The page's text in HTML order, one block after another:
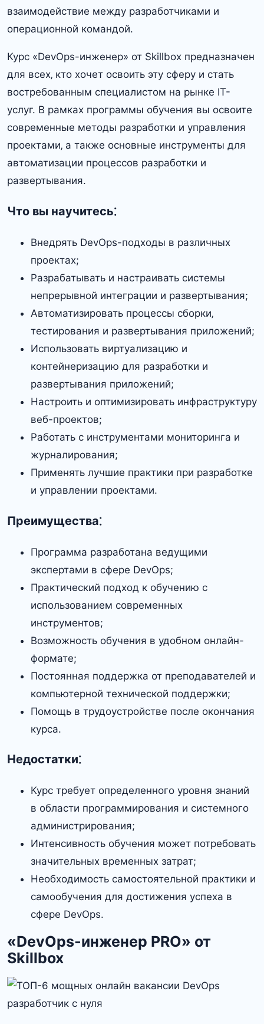
взаимодействие между разработчиками и
операционной командой.
Курс «DevOps-инженер» от Skillbox предназначен
для всех‚ кто хочет освоить эту сферу и стать
востребованным специалистом на рынке IT-
услуг. В рамках программы обучения вы освоите
современные методы разработки и управления
проектами‚ а также основные инструменты для
автоматизации процессов разработки и
развертывания.​
Что вы научитесь⁚
Внедрять DevOps-подходы в различных
проектах;
Разрабатывать и настраивать системы
непрерывной интеграции и развертывания;
Автоматизировать процессы сборки‚
тестирования и развертывания приложений;
Использовать виртуализацию и
контейнеризацию для разработки и
развертывания приложений;
Настроить и оптимизировать инфраструктуру
веб-проектов;
Работать с инструментами мониторинга и
журналирования;
Применять лучшие практики при разработке
и управлении проектами.​
Преимущества⁚
Программа разработана ведущими
экспертами в сфере DevOps;
Практический подход к обучению с
использованием современных
инструментов;
Возможность обучения в удобном онлайн-
формате;
Постоянная поддержка от преподавателей и
компьютерной технической поддержки;
Помощь в трудоустройстве после окончания
курса.​
Недостатки⁚
Курс требует определенного уровня знаний
в области программирования и системного
администрирования;
Интенсивность обучения может потребовать
значительных временных затрат;
Необходимость самостоятельной практики и
самообучения для достижения успеха в
сфере DevOps.
«DevOps-инженер PRO» от
Skillbox